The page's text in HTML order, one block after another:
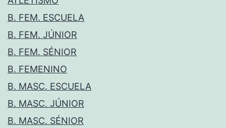
B. FEM. ESCUELA
B. FEM. JÚNIOR
B. FEM. SÉNIOR
B. FEMENINO
B. MASC. ESCUELA
B. MASC. JÚNIOR
B. MASC. SÉNIOR